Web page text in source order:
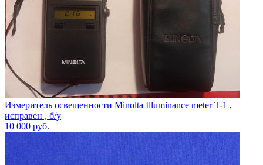
Измеритель освещенности Minolta Illuminance meter T-1 ,
исправен , б/у
10 000 руб.